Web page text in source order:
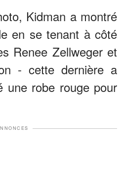
Kidman a montré
en se tenant à côté
Renee Zellweger et
- cette dernière a
une robe rouge pour